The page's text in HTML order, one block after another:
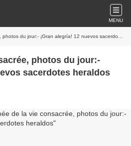
MENU
du jour:- ¡Gran alegría! 12 nuevos sacerdotes heraldos
photos du jour:-
sacerdotes heraldos